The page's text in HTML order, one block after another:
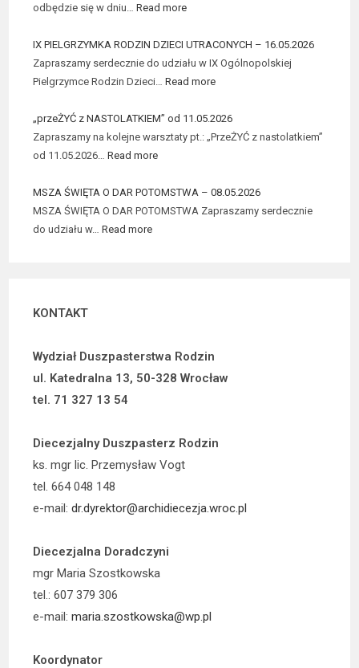
odbędzie się w dniu…Read more
IX PIELGRZYMKA RODZIN DZIECI UTRACONYCH – 16.05.2026
Zapraszamy serdecznie do udziału w IX Ogólnopolskiej
Pielgrzymce Rodzin Dzieci…Read more
„przeŻYĆ z NASTOLATKIEM” od 11.05.2026
Zapraszamy na kolejne warsztaty pt.: „PrzeŻYĆ z nastolatkiem”
od 11.05.2026…Read more
MSZA ŚWIĘTA O DAR POTOMSTWA – 08.05.2026
MSZA ŚWIĘTA O DAR POTOMSTWA Zapraszamy serdecznie
do udziału w…Read more
KONTAKT
Wydział Duszpasterstwa Rodzin
ul. Katedralna 13, 50-328 Wrocław
tel. 71 327 13 54
Diecezjalny Duszpasterz Rodzin
ks. mgr lic. Przemysław Vogt
tel. 664 048 148
e-mail: dr.dyrektor@archidiecezja.wroc.pl
Diecezjalna Doradczyni
mgr Maria Szostkowska
tel.: 607 379 306
e-mail:maria.szostkowska@wp.pl
Koordynator